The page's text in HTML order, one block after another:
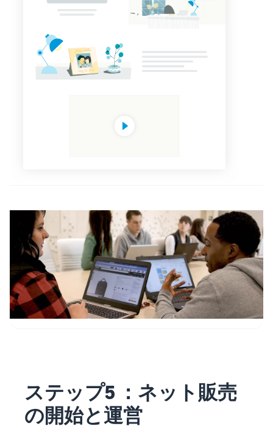
ステップ5 ：ネット販売
の開始と運営